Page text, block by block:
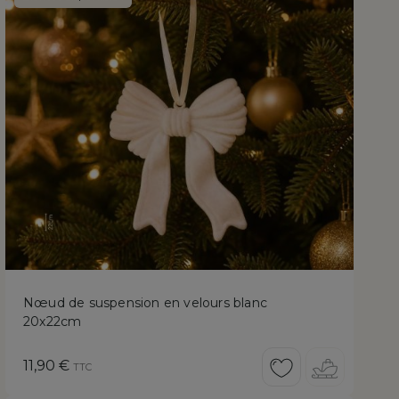
Nœud de suspension en velours blanc
20x22cm
Prix
11,90 € TTC